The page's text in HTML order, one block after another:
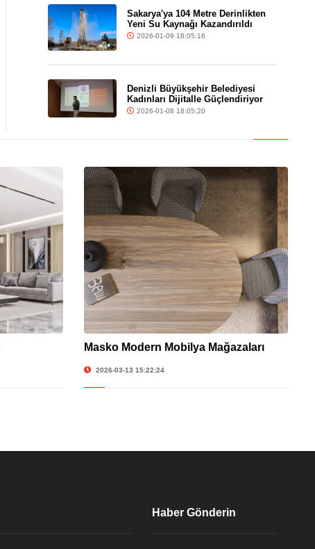
Sakarya'ya 104 Metre Derinlikten
Yeni Su Kaynağı Kazandırıldı
2026-01-09 18:05:16
Denizli Büyükşehir Belediyesi
Kadınları Dijitalle Güçlendiriyor
2026-01-08 18:05:20
Masko Modern Mobilya Mağazaları
2026-03-13 15:22:24
Haber Gönderin